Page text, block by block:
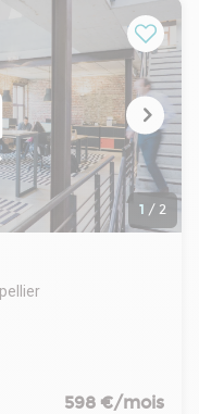
(hors
RDC brut.
5 - 16 parkings
et
1 / 2
des bureaux en
grâce aux
de
598 €/mois